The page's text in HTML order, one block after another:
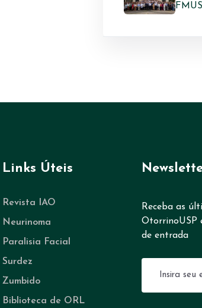
Links Úteis
Revista IAO
Neurinoma
Paralisia Facial
Surdez
Zumbido
Biblioteca de ORL
Receba as
OtorrinoUSP
de entrada